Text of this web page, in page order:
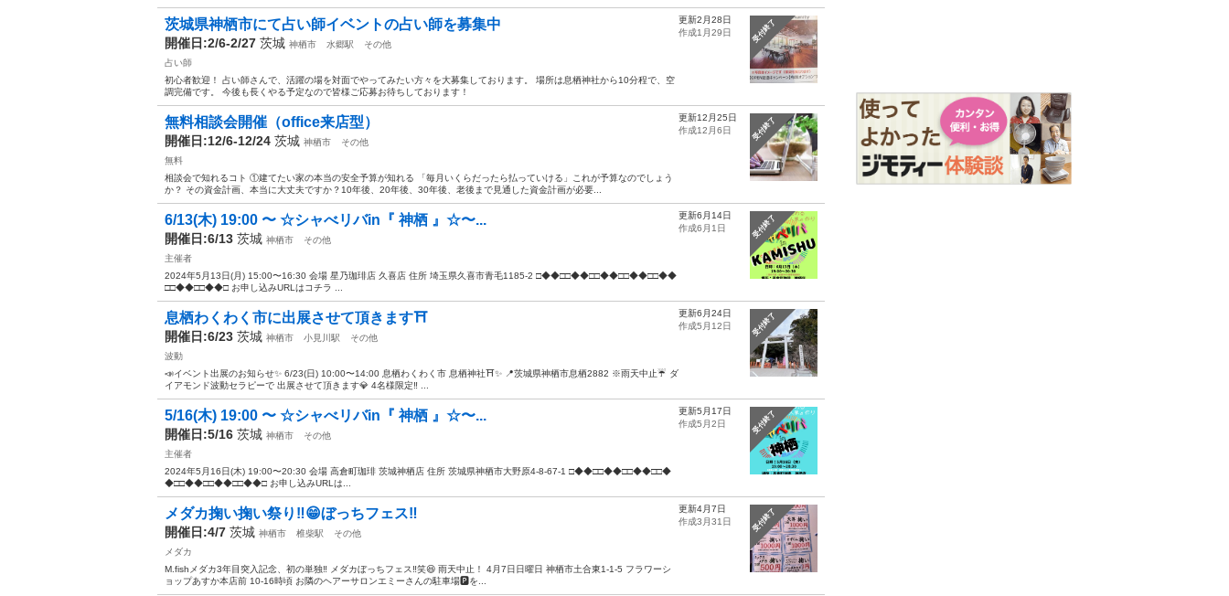
受付終了
茨城県神栖市にて占い師イベントの占い師を募集中
開催日:2/6-2/27 茨城 神栖市 水郷駅
その他
占い師
初心者歓迎！ 占い師さんで、活躍の場を対面でやってみたい方々を大募集しております。 場所は息栖神社から10分程で、空
調完備です。 今後も長くやる予定なので皆様ご応募お待ちしております！
更新2月28日
作成1月29日
受付終了
無料相談会開催（office来店型）
開催日:12/6-12/24 茨城 神栖市
その他
無料
相談会で知れるコト ①建てたい家の本当の安全予算が知れる 「毎月いくらだったら払っていける」これが予算なのでしょう
か？ その資金計画、本当に大丈夫ですか？10年後、20年後、30年後、老後まで見通した資金計画が必要...
更新12月25日
作成12月6日
受付終了
6/13(木) 19:00 〜 ☆シャべリバin『 神栖 』☆〜...
開催日:6/13 茨城 神栖市
その他
主催者
2024年5月13日(月) 15:00〜16:30 会場 星乃珈琲店 久喜店 住所 埼玉県久喜市青毛1185-2 □◆◆□□◆◆□□◆◆□□◆◆□□◆◆
□□◆◆□□◆◆□ お申し込みURLはコチラ ...
更新6月14日
作成6月1日
受付終了
息栖わくわく市に出展させて頂きます⛩
開催日:6/23 茨城 神栖市 小見川駅
その他
波動
📣イベント出展のお知らせ✨ 6/23(日) 10:00〜14:00 息栖わくわく市 息栖神社⛩✨ 📍茨城県神栖市息栖2882 ※雨天中止☔️ ダ
イアモンド波動セラピーで 出展させて頂きます💎 4名様限定‼️ ...
更新6月24日
作成5月12日
受付終了
5/16(木) 19:00 〜 ☆シャべリバin『 神栖 』☆〜...
開催日:5/16 茨城 神栖市
その他
主催者
2024年5月16日(木) 19:00〜20:30 会場 高倉町珈琲 茨城神栖店 住所 茨城県神栖市大野原4-8-67-1 □◆◆□□◆◆□□◆◆□□◆
◆□□◆◆□□◆◆□□◆◆□ お申し込みURLは...
更新5月17日
作成5月2日
受付終了
メダカ掬い掬い祭り‼️😁ぼっちフェス‼️
開催日:4/7 茨城 神栖市 椎柴駅
その他
メダカ
M.fishメダカ3年目突入記念、初の単独‼️ メダカぼっちフェス‼️笑😆 雨天中止！ 4月7日日曜日 神栖市土合東1-1-5 フラワーシ
ョップあすか本店前 10-16時頃 お隣のヘアーサロンエミーさんの駐車場🅿️を...
更新4月7日
作成3月31日